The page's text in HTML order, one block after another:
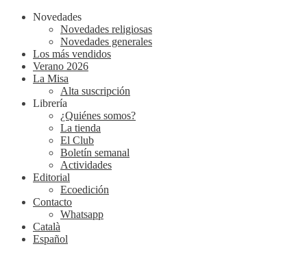
Novedades
Novedades religiosas
Novedades generales
Los más vendidos
Verano 2026
La Misa
Alta suscripción
Librería
¿Quiénes somos?
La tienda
El Club
Boletín semanal
Actividades
Editorial
Ecoedición
Contacto
Whatsapp
Català
Español